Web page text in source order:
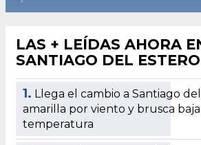
LAS + LEÍDAS AHORA
SANTIAGO DEL ESTERO
1. Llega el cambio a Santiago
amarilla por viento y brusca
temperatura